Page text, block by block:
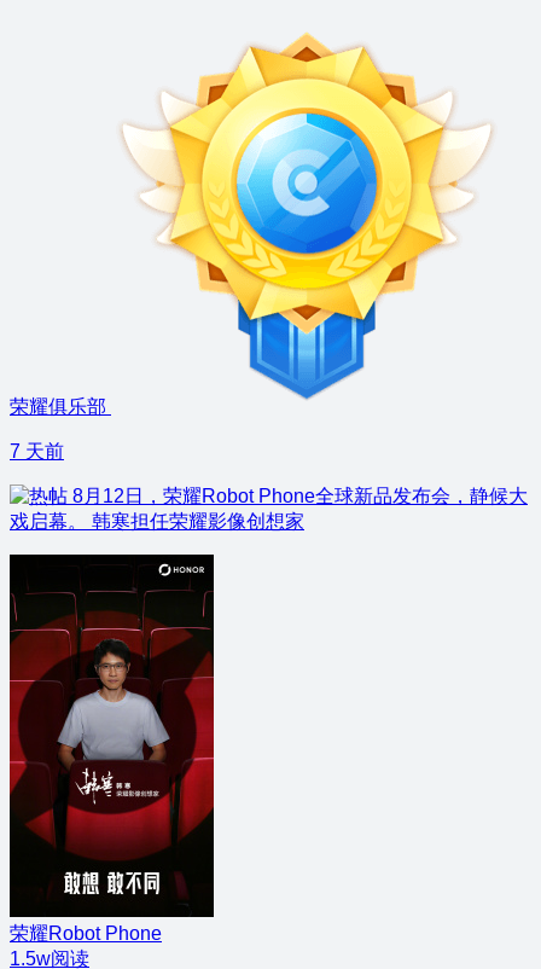
荣耀俱乐部
7 天前
8月12日，荣耀Robot Phone全球新品发布会，静候大
戏启幕。 韩寒担任荣耀影像创想家
荣耀Robot Phone
1.5w阅读